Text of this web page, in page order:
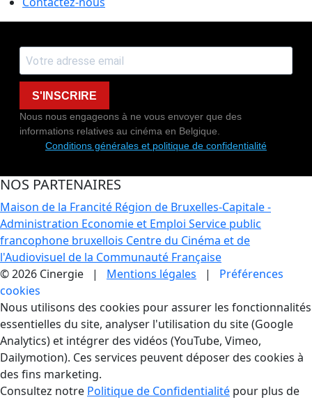
S'INSCRIRE
Nous nous engageons à ne vous envoyer que des
informations relatives au cinéma en Belgique.
Conditions générales et politique de confidentialité
NOS PARTENAIRES
Maison de la Francité Région de Bruxelles-Capitale -
Administration Economie et Emploi Service public
francophone bruxellois Centre du Cinéma et de
l'Audiovisuel de la Communauté Française
© 2026 Cinergie | Mentions légales | Préférences
cookies
Gestion des Cookies
Nous utilisons des cookies pour assurer les fonctionnalités
essentielles du site, analyser l'utilisation du site (Google
Analytics) et intégrer des vidéos (YouTube, Vimeo,
Dailymotion). Ces services peuvent déposer des cookies à
des fins marketing.
Consultez notre Politique de Confidentialité pour plus de